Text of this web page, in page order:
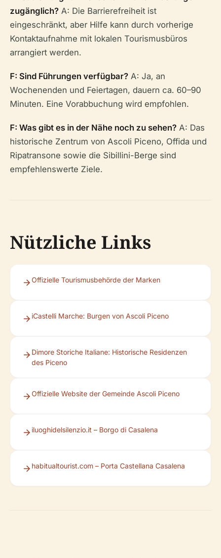
zugänglich? A: Die Barrierefreiheit ist
eingeschränkt, aber Hilfe kann durch vorherige
Kontaktaufnahme mit lokalen Tourismusbüros
arrangiert werden.
F: Sind Führungen verfügbar? A: Ja, an
Wochenenden und Feiertagen, dauern ca. 60–90
Minuten. Eine Vorabbuchung wird empfohlen.
F: Was gibt es in der Nähe noch zu sehen? A: Das
historische Zentrum von Ascoli Piceno, Offida und
Ripatransone sowie die Sibillini-Berge sind
empfehlenswerte Ziele.
Nützliche Links
Offizielle Tourismusbehörde der Marken
iCastelli Marche: Burgen von Ascoli Piceno
Dimore Storiche Italiane: Historische Residenzen
des Piceno
Offizielle Website der Gemeinde Ascoli Piceno
iluoghidelsilenzio.it – Borgo di Casalena
habitualtourist.com – Porta Castellana Casalena